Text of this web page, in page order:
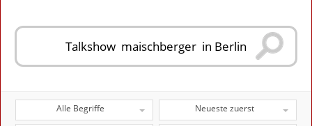
Alle Begriffe Neueste zuerst